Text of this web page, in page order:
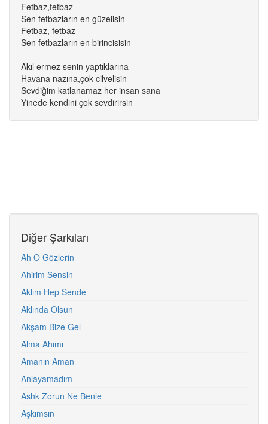
Fetbaz,fetbaz
Sen fetbazların en güzelisin
Fetbaz, fetbaz
Sen fetbazların en birincisisin
Akıl ermez senin yaptıklarına
Havana nazına,çok cilvelisin
Sevdiğim katlanamaz her insan sana
Yinede kendini çok sevdirirsin
Diğer Şarkıları
Ah O Gözlerin
Ahirim Sensin
Aklım Hep Sende
Aklında Olsun
Akşam Bize Gel
Alma Ahımı
Amanın Aman
Anlayamadım
Ashk Zorun Ne Benle
Aşkımsın